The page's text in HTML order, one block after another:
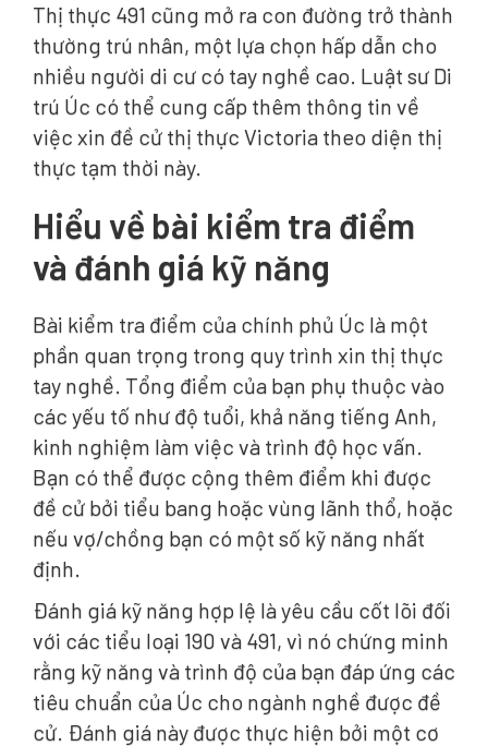
Thị thực 491 cũng mở ra con đường trở thành
thường trú nhân, một lựa chọn hấp dẫn cho
nhiều người di cư có tay nghề cao. Luật sư Di
trú Úc có thể cung cấp thêm thông tin về
việc xin đề cử thị thực Victoria theo diện thị
thực tạm thời này.
Hiểu về bài kiểm tra điểm
và đánh giá kỹ năng
Bài kiểm tra điểm của chính phủ Úc là một
phần quan trọng trong quy trình xin thị thực
tay nghề. Tổng điểm của bạn phụ thuộc vào
các yếu tố như độ tuổi, khả năng tiếng Anh,
kinh nghiệm làm việc và trình độ học vấn.
Bạn có thể được cộng thêm điểm khi được
đề cử bởi tiểu bang hoặc vùng lãnh thổ, hoặc
nếu vợ/chồng bạn có một số kỹ năng nhất
định.
Đánh giá kỹ năng hợp lệ là yêu cầu cốt lõi đối
với các tiểu loại 190 và 491, vì nó chứng minh
rằng kỹ năng và trình độ của bạn đáp ứng các
tiêu chuẩn của Úc cho ngành nghề được đề
cử. Đánh giá này được thực hiện bởi một cơ